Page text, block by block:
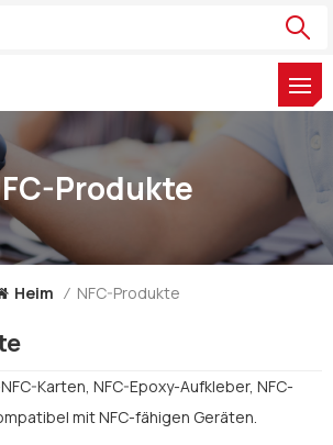
Produkte
Heim / NFC-Produkte
Karten, NFC-Epoxy-Aufkleber, NFC-
mit NFC-fähigen Geräten.